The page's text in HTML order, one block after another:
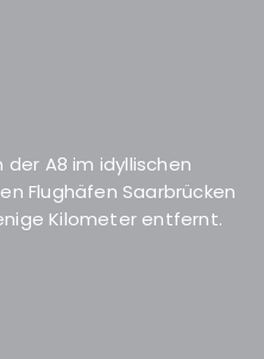
der A8 im idyllischen
Flughäfen Saarbrücken
Kilometer entfernt.